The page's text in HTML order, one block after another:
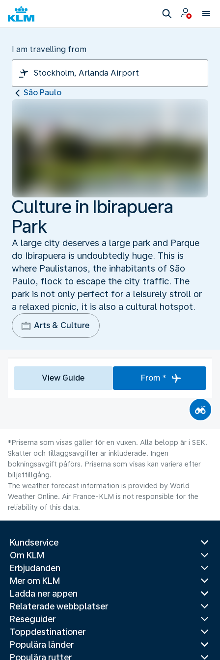
I am travelling from
São Paulo
Culture in Ibirapuera
Park
A large city deserves a large park and Parque
do Ibirapuera is undoubtedly huge. This is
where Paulistanos, the inhabitants of São
Paulo, flock to escape the city traffic. The
park is not only perfect for a leisurely stroll or
a relaxed picnic, it is also a cultural hotspot.
Arts & Culture
View Guide From *
*Priserna som visas gäller för en vuxen. Alla belopp är i SEK.
Skatter och tilläggsavgifter är inkluderade. Ingen
bokningsavgift påförs. Priserna som visas kan variera efter
biljettillgång.
The weather forecast information is provided by World
Weather Online. Air France-KLM is not responsible for the
reliability of this data.
Kundservice
Om KLM
Erbjudanden
Mer om KLM
Ladda ner appen
Relaterade webbplatser
Reseguider
Toppdestinationer
Populära länder
Populära rutter